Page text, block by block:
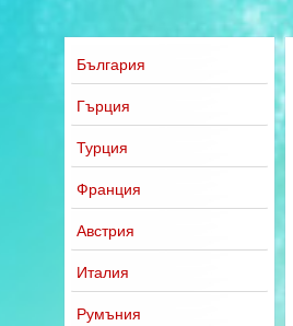
България
Гърция
Турция
Франция
Австрия
Италия
Румъния